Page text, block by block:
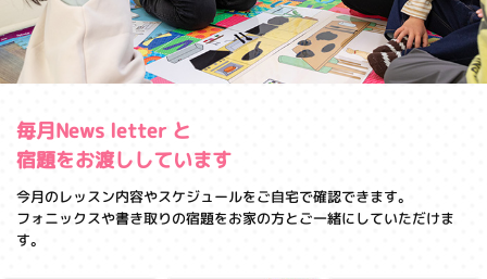
毎月News letter と
宿題をお渡ししています
今月のレッスン内容やスケジュールをご自宅で確認できます。
フォニックスや書き取りの宿題をお家の方とご一緒にしていただけま
す。